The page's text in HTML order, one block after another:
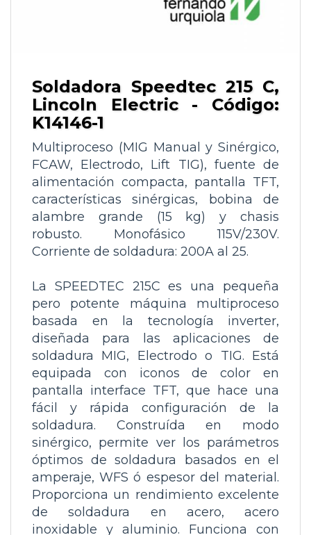
Soldadora Speedtec 215 C,
Lincoln Electric - Código:
K14146-1
Multiproceso (MIG Manual y Sinérgico,
FCAW, Electrodo, Lift TIG), fuente de
alimentación compacta, pantalla TFT,
características sinérgicas, bobina de
alambre grande (15 kg) y chasis
robusto. Monofásico 115V/230V.
Corriente de soldadura: 200A al 25.
La SPEEDTEC 215C es una pequeña
pero potente máquina multiproceso
basada en la tecnología inverter,
diseñada para las aplicaciones de
soldadura MIG, Electrodo o TIG. Está
equipada con iconos de color en
pantalla interface TFT, que hace una
fácil y rápida configuración de la
soldadura. Construída en modo
sinérgico, permite ver los parámetros
óptimos de soldadura basados en el
amperaje, WFS ó espesor del material.
Proporciona un rendimiento excelente
de soldadura en acero, acero
inoxidable y aluminio. Funciona con